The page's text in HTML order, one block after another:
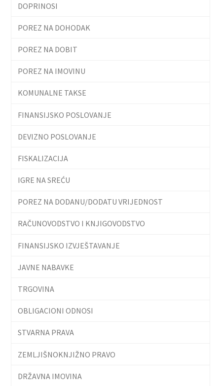
DOPRINOSI
POREZ NA DOHODAK
POREZ NA DOBIT
POREZ NA IMOVINU
KOMUNALNE TAKSE
FINANSIJSKO POSLOVANJE
DEVIZNO POSLOVANJE
FISKALIZACIJA
IGRE NA SREĆU
POREZ NA DODANU/DODATU VRIJEDNOST
RAČUNOVODSTVO I KNJIGOVODSTVO
FINANSIJSKO IZVJEŠTAVANJE
JAVNE NABAVKE
TRGOVINA
OBLIGACIONI ODNOSI
STVARNA PRAVA
ZEMLJIŠNOKNJIŽNO PRAVO
DRŽAVNA IMOVINA